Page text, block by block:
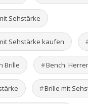
Sehstärke
Sehstärke kaufen
Brille Bench.
Brille mit